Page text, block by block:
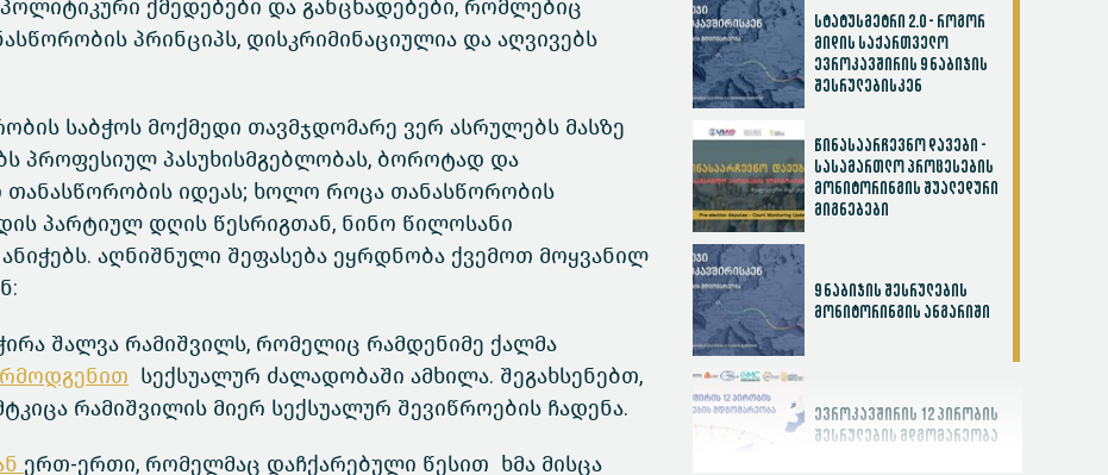
ქმედებები და განცხადებები, რომლებიც
პრინციპს, დისკრიმინაციულია და აღვივებს
საბჭოს მოქმედი თავმჯდომარე ვერ ასრულებს მასზე
პროფესიულ პასუხისმგებლობას, ბოროტად და
იდეას; ხოლო როცა თანასწორობის
პარტიულ დღის წესრიგთან, ნინო წილოსანი
აღნიშნული შეფასება ეყრდნობა ქვემოთ მოყვანილ
შალვა რამიშვილს, რომელიც რამდენიმე ქალმა
სექსუალურ ძალადობაში ამხილა. შეგახსენებთ,
რამიშვილის მიერ სექსუალურ შევიწროების ჩადენა.
ერთ-ერთი, რომელმაც დაჩქარებული წესით ხმა მისცა
სტატუსმეტრი 2.0 - როგორ
მიდის საქართველო
ევროკავშირის 9 ნაბიჯის
შესრულებისკენ
წინასაარჩევნო დავები -
სასამართლო პროცესების
მონიტორინგის შუალედური
მიგნებები
9 ნაბიჯის შესრულების
მონიტორინგის ანგარიში
ევროკავშირის 12 პირობის
შესრულების მდგომარეობა